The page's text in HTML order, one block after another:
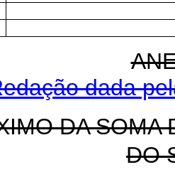
dada
DA SOMA
DO